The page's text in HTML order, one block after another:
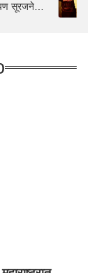
पण सूरजने